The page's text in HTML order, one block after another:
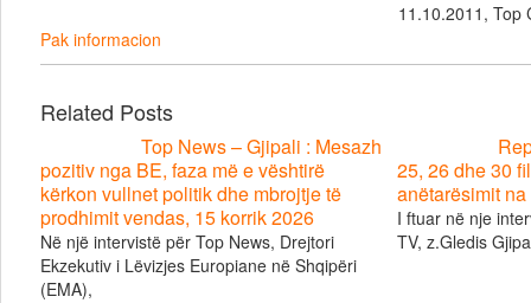
11.10.2011, Top
Pak informacion
Related Posts
Top News – Gjipali : Mesazh
pozitiv nga BE, faza më e vështirë
kërkon vullnet politik dhe mbrojtje të
prodhimit vendas, 15 korrik 2026
Në një intervistë për Top News, Drejtori
Ekzekutiv i Lëvizjes Europiane në Shqipëri
(EMA),
25, 26 dhe 30
anëtarësimit
I ftuar në nje
TV, z.Gledis